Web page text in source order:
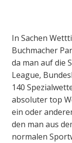
In Sachen
Buchmacher
da man auf die
League,
140
absoluter top
ein oder
den man aus
normalen